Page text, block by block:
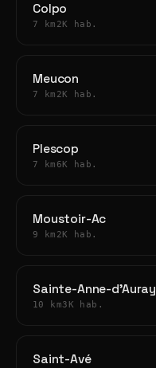
Colpo
7 km 2K hab.
Meucon
7 km 2K hab.
Plescop
7 km 6K hab.
Moustoir-Ac
9 km 2K hab.
Sainte-Anne-d'Auray
10 km3K hab.
Saint-Avé